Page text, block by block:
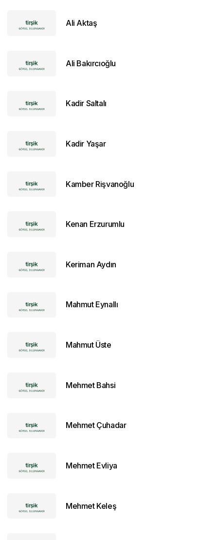
Ali Aktaş
Ali Bakırcıoğlu
Kadir Saltalı
Kadir Yaşar
Kamber Rişvanoğlu
Kenan Erzurumlu
Keriman Aydın
Mahmut Eynallı
Mahmut Üste
Mehmet Bahsi
Mehmet Çuhadar
Mehmet Evliya
Mehmet Keleş